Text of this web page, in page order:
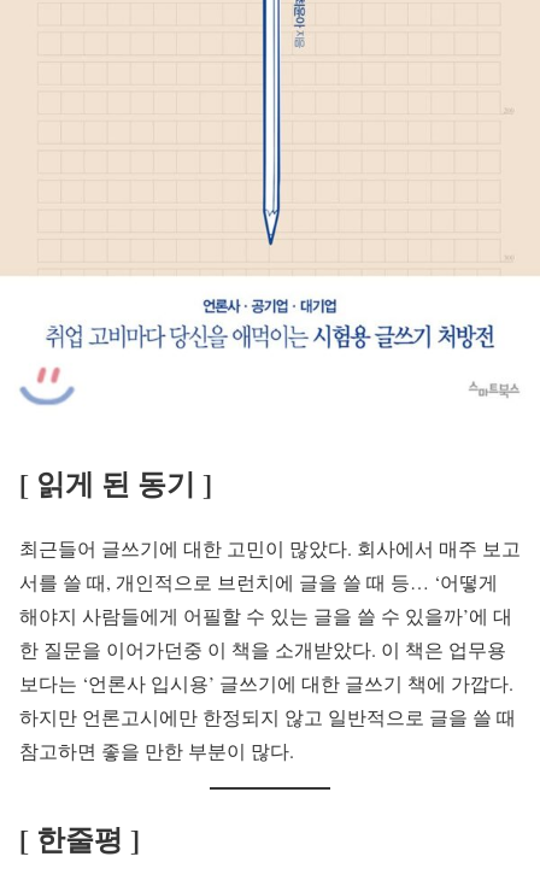
[ 읽게 된 동기 ]
최근들어 글쓰기에 대한 고민이 많았다. 회사에서 매주 보고
서를 쓸 때, 개인적으로 브런치에 글을 쓸 때 등… ‘어떻게
해야지 사람들에게 어필할 수 있는 글을 쓸 수 있을까’에 대
한 질문을 이어가던중 이 책을 소개받았다. 이 책은 업무용
보다는 ‘언론사 입시용’ 글쓰기에 대한 글쓰기 책에 가깝다.
하지만 언론고시에만 한정되지 않고 일반적으로 글을 쓸 때
참고하면 좋을 만한 부분이 많다.
[ 한줄평 ]